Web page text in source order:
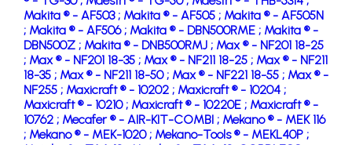
Makita ® - AF503 ; Makita ® - AF505 ; Makita ® - AF505N
; Makita ® - AF506 ; Makita ® - DBN500RME ; Makita ® -
DBN500Z ; Makita ® - DNB500RMJ ; Max ® - NF201 18-25
; Max ® - NF201 18-35 ; Max ® - NF211 18-25 ; Max ® - NF211
18-35 ; Max ® - NF211 18-50 ; Max ® - NF221 18-55 ; Max ® -
NF255 ; Maxicraft ® - 10202 ; Maxicraft ® - 10204 ;
Maxicraft ® - 10210 ; Maxicraft ® - 10220E ; Maxicraft ® -
10762 ; Mecafer ® - AIR-KIT-COMBI ; Mekano ® - MEK 116
; Mekano ® - MEK-1020 ; Mekano-Tools ® - MEKL40P ;